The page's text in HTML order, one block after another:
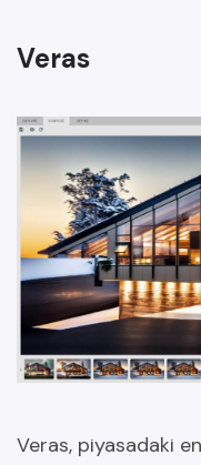
Veras
Veras, piyasadaki